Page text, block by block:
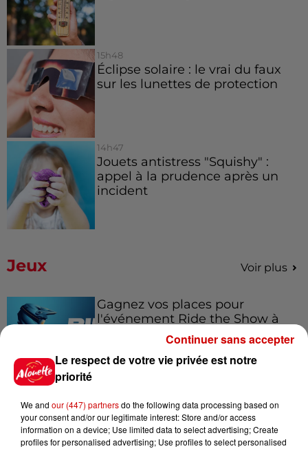
15h48
Éclipse solaire : le vrai du faux
sur les lunettes de protection
14h47
Jouets antistress "Squishy" :
appel à la prudence après un
incident
Jeux Voir plus
Gagnez vos places pour
l'événement Ride the Show à
festival Marché Gourmand 2026
à Coulon !
Le respect de votre vie privée est notre
priorité
We and our (447) partnersdo the following data processing based on
your consent and/or our legitimate interest: Store and/or access
information on a device; Use limited data to select advertising; Create
profiles for personalised advertising; Use profiles to select personalised
Continuer sans accepter